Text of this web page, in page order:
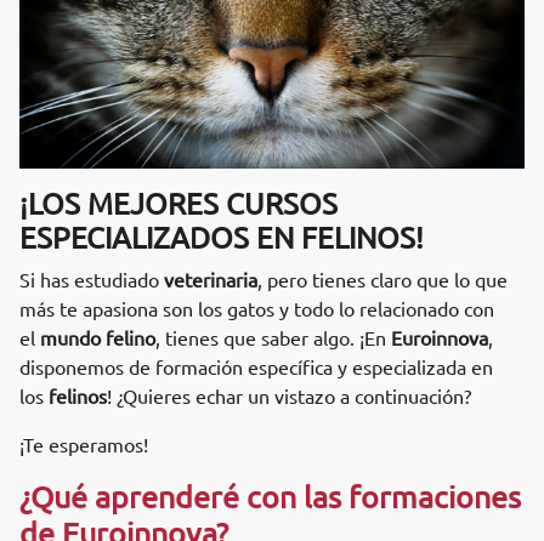
¡LOS MEJORES CURSOS
ESPECIALIZADOS EN FELINOS!
Si has estudiado veterinaria , pero tienes claro que lo que
más te apasiona son los gatos y todo lo relacionado con
el mundo felino, tienes que saber algo. ¡En Euroinnova
disponemos de formación específica y especializada en
los felinos! ¿Quieres echar un vistazo a continuación?
¡Te esperamos!
¿Qué aprenderé con las formaciones
de Euroinnova?